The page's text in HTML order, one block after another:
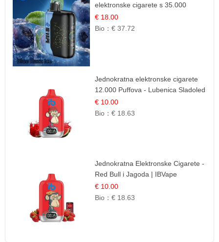
elektronske cigarete s 35.000
šlukova | IBVape
€ 18.00
Bio：€ 37.72
Jednokratna elektronske cigarete
12.000 Puffova - Lubenica Sladoled
| Ljetna Desertna Aroma
€ 10.00
Bio：€ 18.63
Jednokratna Elektronske Cigarete -
Red Bull i Jagoda | IBVape
€ 10.00
Bio：€ 18.63